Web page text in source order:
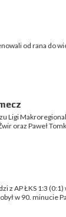
od rana do
Ligi
oraz Paweł
z AP ŁKS 1:3
w 90. minucie